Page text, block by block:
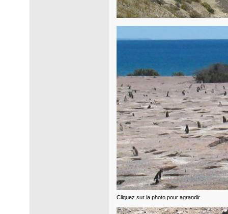
Cliquez sur la photo pour agrandir